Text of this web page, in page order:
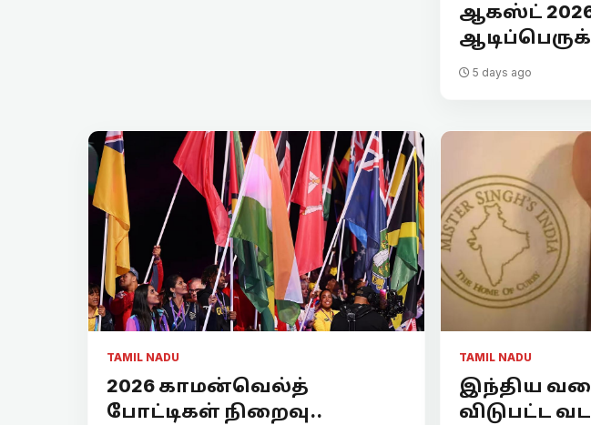
ஆகஸ்ட்
5 days ago
TAMIL NADU
2026 காமன்வெல்த்
போட்டிகள் நிறைவு..
TAMIL NADU
இந்திய
விடுபட்ட